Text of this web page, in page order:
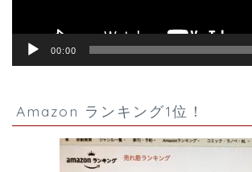
00:00
Amazon ランキング1位！